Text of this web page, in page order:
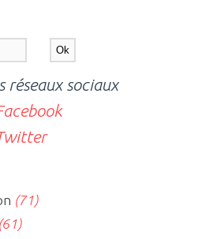
réseaux sociaux
(71)
(61)